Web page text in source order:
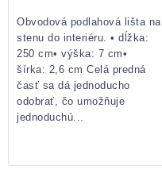
Obvodová podlahová lišta na
stenu do interiéru. • dĺžka:
250 cm• výška: 7 cm•
šírka: 2,6 cm Celá predná
časť sa dá jednoducho
odobrať, čo umožňuje
jednoduchú...